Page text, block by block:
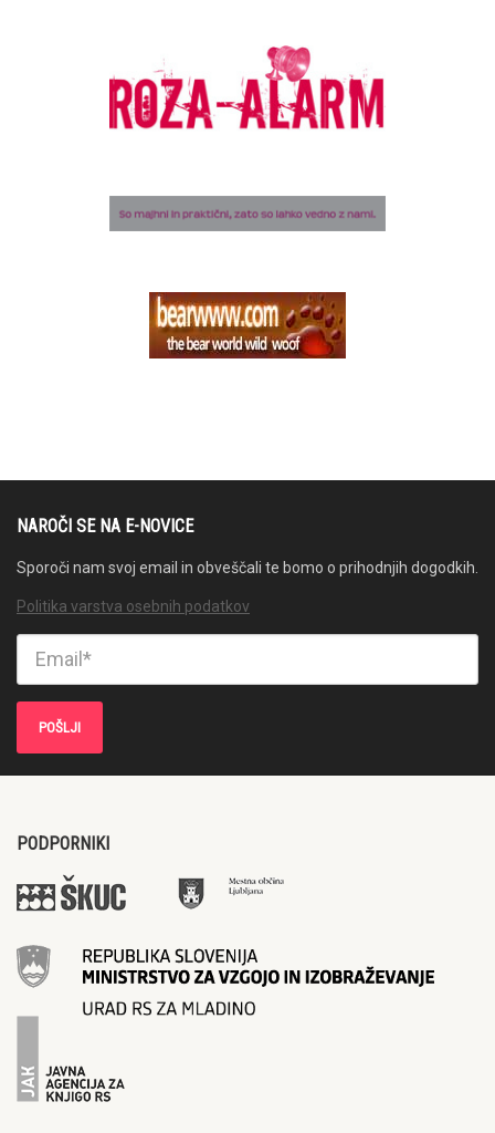
NAROČI SE NA E-NOVICE
Sporoči nam svoj email in obveščali te bomo o prihodnjih dogodkih.
Politika varstva osebnih podatkov
PODPORNIKI